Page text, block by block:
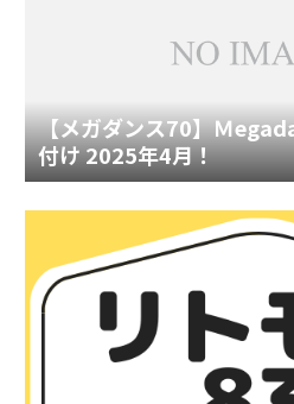
【メガダンス70】Ｍ
付け 2025年4月！